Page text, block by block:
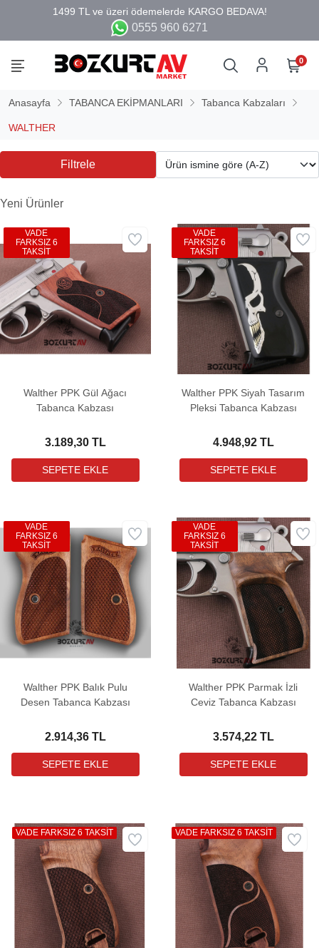
0555 960 6271
0
Anasayfa TABANCA EKİPMANLARI Tabanca Kabzaları
WALTHER
Filtrele
Yeni Ürünler
Walther PPK Gül Ağacı
Tabanca Kabzası
3.189,30 TL
VADE
FARKSIZ 6
TAKSİT
Walther PPK Siyah Tasarım
Pleksi Tabanca Kabzası
4.948,92 TL
VADE
FARKSIZ 6
TAKSİT
Walther PPK Balık Pulu
Desen Tabanca Kabzası
2.914,36 TL
VADE
FARKSIZ 6
TAKSİT
Walther PPK Parmak İzli
Ceviz Tabanca Kabzası
3.574,22 TL
VADE
FARKSIZ 6
TAKSİT
VADE FARKSIZ 6 TAKSİT VADE FARKSIZ 6 TAKSİT